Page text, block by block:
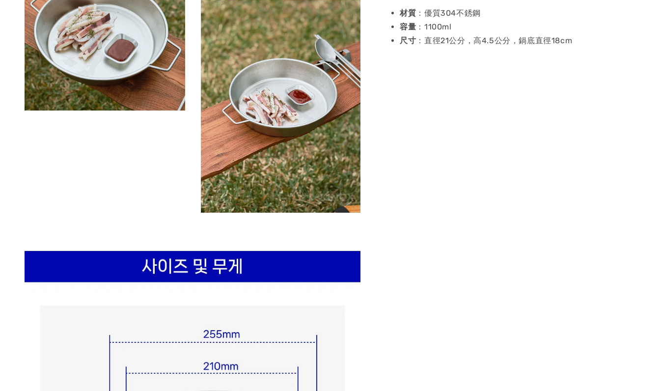
材質 ：優質304不銹鋼
容量 ：1100ml
尺寸 ：直徑21公分，高4.5公分，鍋底直徑18cm